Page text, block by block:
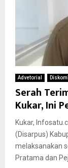
Advetorial
Serah
Kukar, Ini
Kukar,
(Disarpus)
melaksanakan
Pratama dan